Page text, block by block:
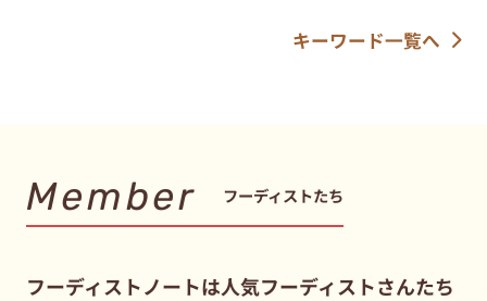
キーワード一覧へ
Member フーディストたち
フーディストノートは人気フーディストさんたち